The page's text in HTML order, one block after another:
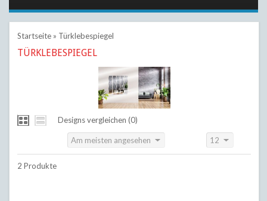
Startseite» Türklebespiegel
TÜRKLEBESPIEGEL
Designs vergleichen (0)
Am meisten angesehen 12
2 Produkte